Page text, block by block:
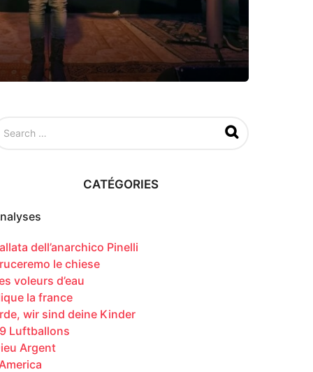
CATÉGORIES
dell’anarchico Pinelli
le chiese
voleurs d’eau
la france
wir sind deine Kinder
Luftballons
Argent